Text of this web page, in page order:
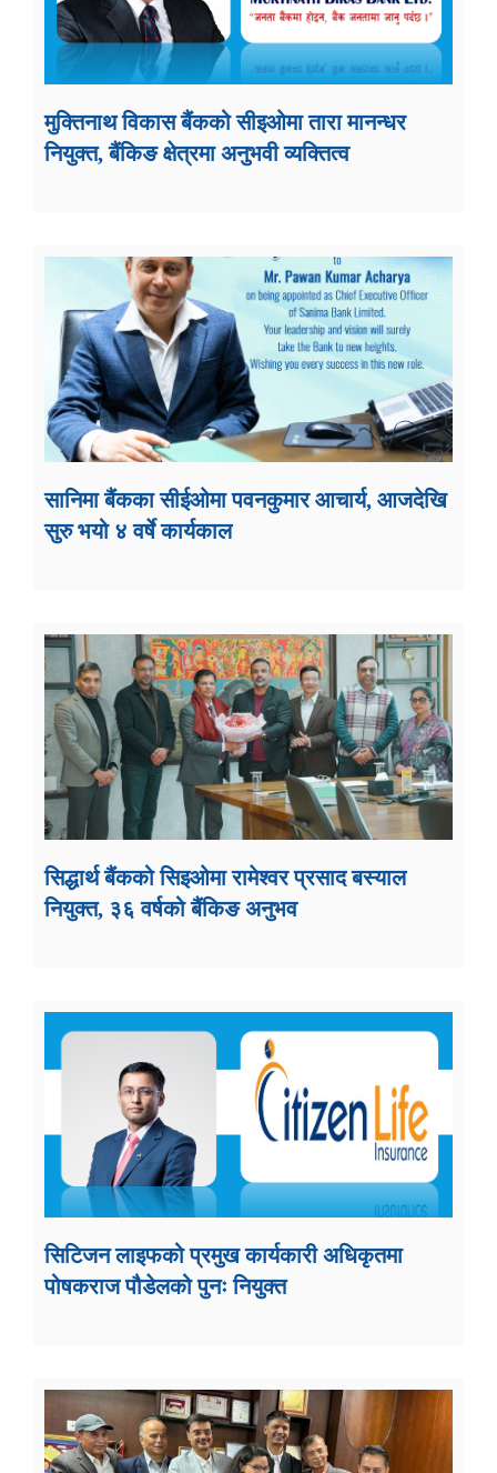
मुक्तिनाथ विकास बैंकको सीइओमा तारा मानन्धर
नियुक्त, बैंकिङ क्षेत्रमा अनुभवी व्यक्तित्व
सानिमा बैंकका सीईओमा पवनकुमार आचार्य, आजदेखि
सुरु भयो ४ वर्षे कार्यकाल
सिद्धार्थ बैंकको सिइओमा रामेश्वर प्रसाद बस्याल
नियुक्त, ३६ वर्षको बैंकिङ अनुभव
सिटिजन लाइफको प्रमुख कार्यकारी अधिकृतमा
पोषकराज पौडेलको पुनः नियुक्त